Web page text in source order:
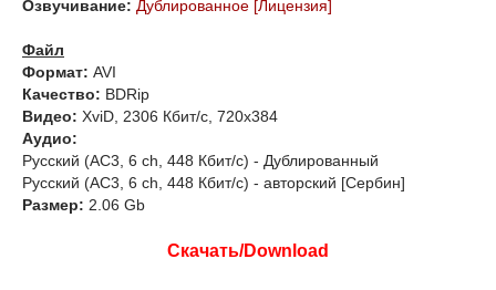
Озвучивание: Дублированное [Лицензия]
Файл
Формат: AVI
Качество: BDRip
Видео: XviD, 2306 Кбит/с, 720x384
Аудио:
Русский (AC3, 6 ch, 448 Кбит/с) - Дублированный
Русский (AC3, 6 ch, 448 Кбит/с) - авторский [Сербин]
Размер: 2.06 Gb
Скачать/Download